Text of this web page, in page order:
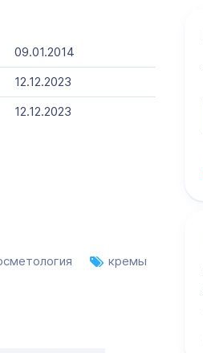
09.01.2014
12.12.2023
12.12.2023
кремы